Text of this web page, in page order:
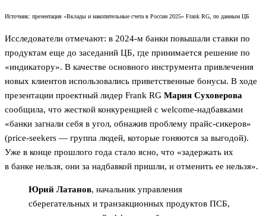
Источник: презентация «Вклады и накопительные счета в России 2025» Frank RG, по данным ЦБ
Исследователи отмечают: в 2024-м банки повышали ставки по
продуктам еще до заседаний ЦБ, где принимается решение по
«индикатору». В качестве основного инструмента привлечения
новых клиентов использовались приветственные бонусы. В ходе
презентации проектный лидер Frank RG Мария Суховерова
сообщила, что жесткой конкуренцией с welcome-надбавками
«банки загнали себя в угол, обнажив проблему прайс-сикеров»
(price-seekers — группа людей, которые гоняются за выгодой).
Уже в конце прошлого года стало ясно, что «задержать их
в банке нельзя, они за надбавкой пришли, и отменить ее нельзя».
Юрий Латанов, начальник управления
сберегательных и транзакционных продуктов ПСБ,